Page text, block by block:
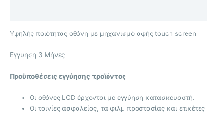
Υψηλής ποιότητας οθόνη με μηχανισμό αφής touch screen
Eγγυηση 3 Μήνες
Προϋποθέσεις εγγύησης προϊόντος
Οι οθόνες LCD έρχονται με εγγύηση κατασκευαστή.
Οι ταινίες ασφαλείας, τα φιλμ προστασίας και ετικέτες